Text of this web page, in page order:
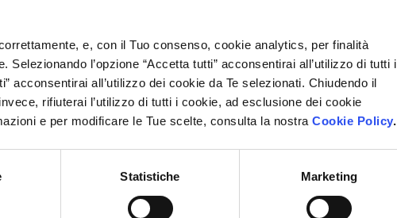
e, con il Tuo consenso, cookie analytics, per finalità
l’opzione “Accetta tutti” acconsentirai all’utilizzo di tutti i
acconsentirai all’utilizzo dei cookie da Te selezionati. Chiudendo il
rifiuterai l’utilizzo di tutti i cookie, ad esclusione dei cookie
e per modificare le Tue scelte, consulta la nostra Cookie Policy.
Statistiche Marketing
verano relajante y regenerador!